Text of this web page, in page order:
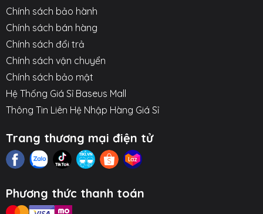
Chính sách bảo hành
Chính sách bán hàng
Chính sách đổi trả
Chính sách vận chuyển
Chính sách bảo mật
Hệ Thống Giá Sỉ Baseus Mall
Thông Tin Liên Hệ Nhập Hàng Giá Sỉ
Trang thương mại điện tử
Phương thức thanh toán